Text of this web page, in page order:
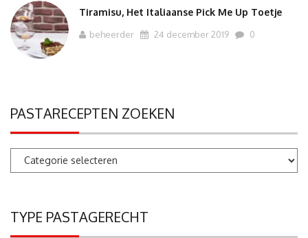
Tiramisu, Het Italiaanse Pick Me Up Toetje
beheerder 24 december 2019 0
PASTARECEPTEN ZOEKEN
Pastarecepten
zoeken
TYPE PASTAGERECHT